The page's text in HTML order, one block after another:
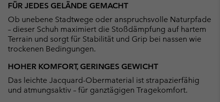
FÜR JEDES GELÄNDE GEMACHT
Ob unebene Stadtwege oder anspruchsvolle Naturpfade
– dieser Schuh maximiert die Stoßdämpfung auf hartem
Terrain und sorgt für Stabilität und Grip bei nassen wie
trockenen Bedingungen.
HOHER KOMFORT, GERINGES GEWICHT
Das leichte Jacquard-Obermaterial ist strapazierfähig
und atmungsaktiv – für ganztägigen Tragekomfort.